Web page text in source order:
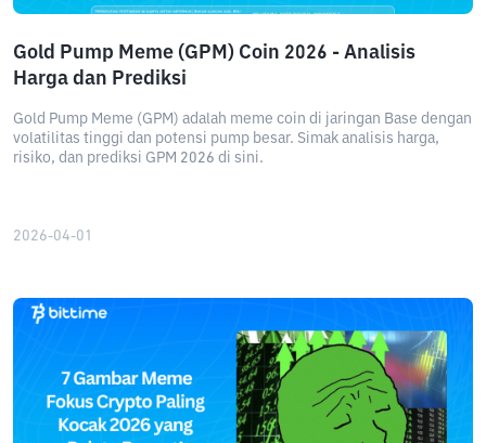
Gold Pump Meme (GPM) Coin 2026 - Analisis
Harga dan Prediksi
Gold Pump Meme (GPM) adalah meme coin di jaringan Base dengan
volatilitas tinggi dan potensi pump besar. Simak analisis harga,
risiko, dan prediksi GPM 2026 di sini.
2026-04-01